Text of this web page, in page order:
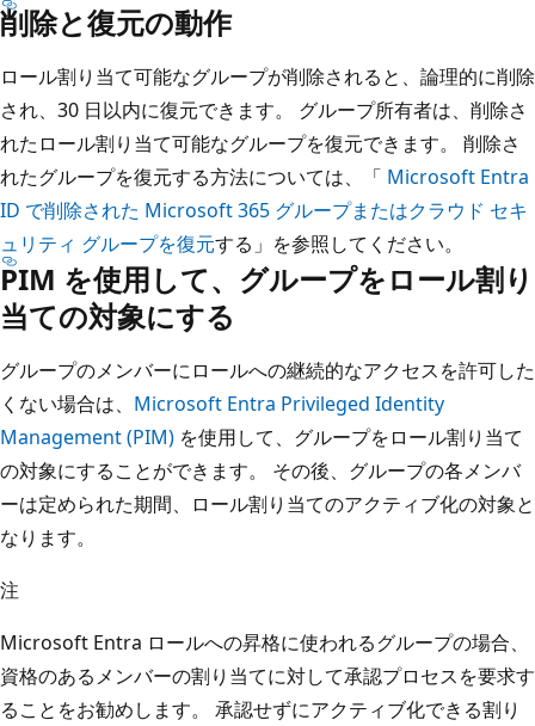
削除と復元の動作
ロール割り当て可能なグループが削除されると、論理的に削除
され、30 日以内に復元できます。 グループ所有者は、削除さ
れたロール割り当て可能なグループを復元できます。 削除さ
れたグループを復元する方法については、「 Microsoft Entra
ID で削除された Microsoft 365 グループまたはクラウド セキ
ュリティ グループを復元する」を参照してください。
PIM を使用して、グループをロール割り
当ての対象にする
グループのメンバーにロールへの継続的なアクセスを許可した
くない場合は、 Microsoft Entra Privileged Identity
Management (PIM) を使用して、グループをロール割り当て
の対象にすることができます。 その後、グループの各メンバ
ーは定められた期間、ロール割り当てのアクティブ化の対象と
なります。
注
Microsoft Entra ロールへの昇格に使われるグループの場合、
資格のあるメンバーの割り当てに対して承認プロセスを要求す
ることをお勧めします。 承認せずにアクティブ化できる割り